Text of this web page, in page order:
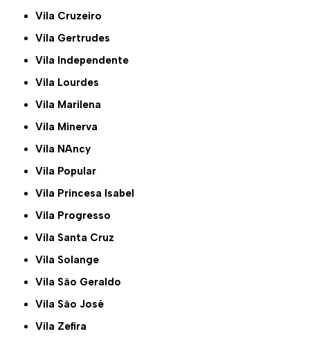
Vila Cruzeiro
Vila Gertrudes
Vila Independente
Vila Lourdes
Vila Marilena
Vila Minerva
Vila NAncy
Vila Popular
Vila Princesa Isabel
Vila Progresso
Vila Santa Cruz
Vila Solange
Vila São Geraldo
Vila São José
Vila Zefira